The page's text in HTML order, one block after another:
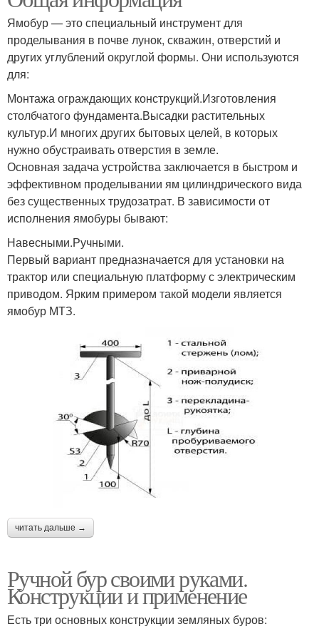
Ямобур — это специальный инструмент для
проделывания в почве лунок, скважин, отверстий и
других углублений округлой формы. Они используются
для:
Монтажа ограждающих конструкций.Изготовления
столбчатого фундамента.Высадки растительных
культур.И многих других бытовых целей, в которых
нужно обустраивать отверстия в земле.
Основная задача устройства заключается в быстром и
эффективном проделывании ям цилиндрического вида
без существенных трудозатрат. В зависимости от
исполнения ямобуры бывают:
Навесными.Ручными.
Первый вариант предназначается для установки на
трактор или специальную платформу с электрическим
приводом. Ярким примером такой модели является
ямобур МТЗ.
читать дальше →
Ручной бур своими руками.
Конструкции и применение
Есть три основных конструкции земляных буров: